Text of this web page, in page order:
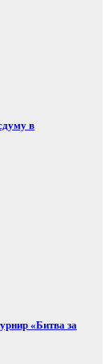
в
«Битва за